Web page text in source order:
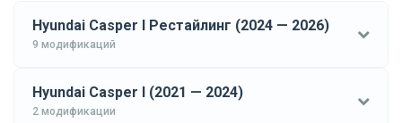
Hyundai Casper I Рестайлинг (2024 — 2026)
9 модификаций
Hyundai Casper I (2021 — 2024)
2 модификации